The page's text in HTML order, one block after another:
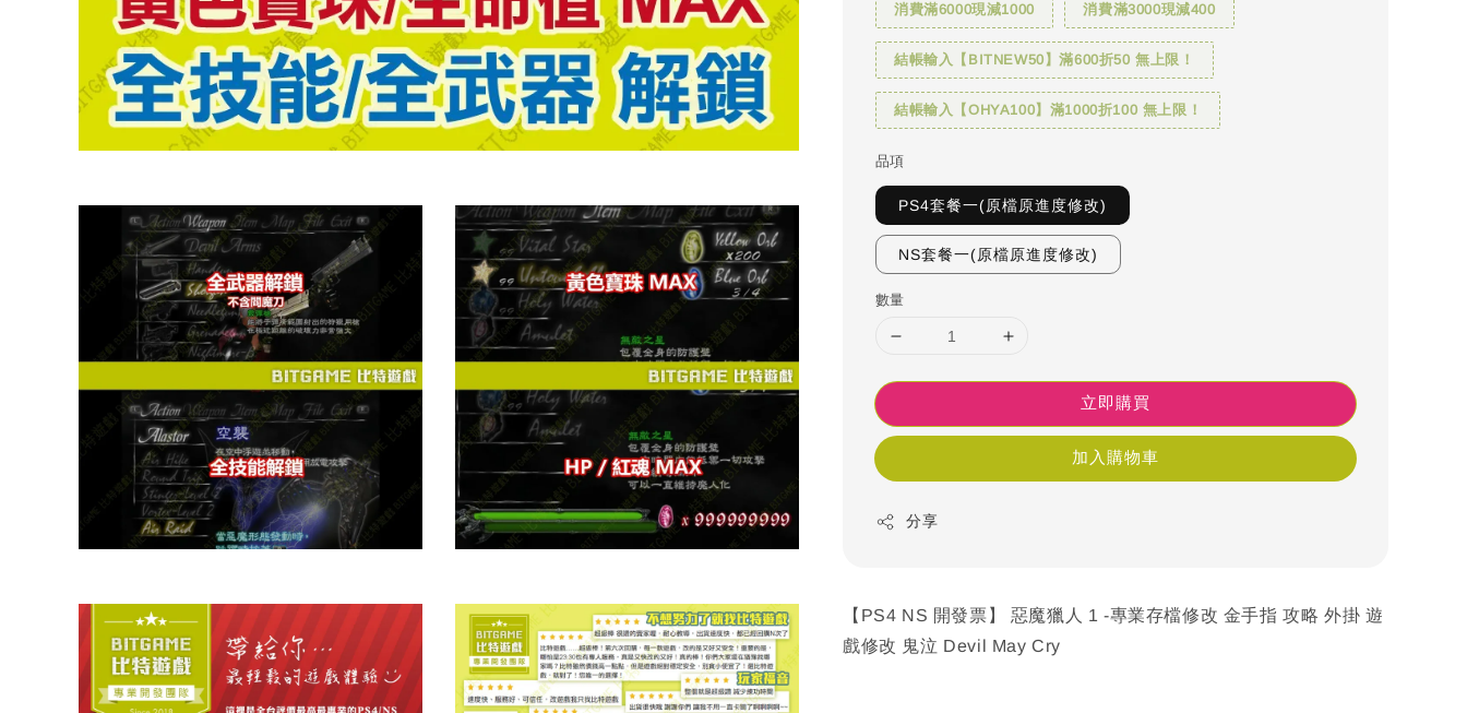
消費滿6000現減1000 消費滿3000現減400
結帳輸入【BITNEW50】滿600折50 無上限！
結帳輸入【OHYA100】滿1000折100 無上限！
品項
PS4套餐一(原檔原進度修改)
NS套餐一(原檔原進度修改)
數量
立即購買
加入購物車
分享
【PS4 NS 開發票】 惡魔獵人 1 -專業存檔修改 金手指 攻略 外掛 遊
戲修改 鬼泣 Devil May Cry